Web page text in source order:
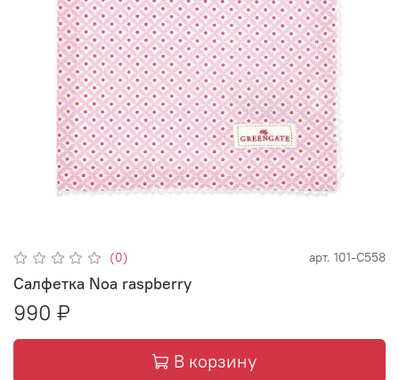
(0) арт. 101-С558
Салфетка Noa raspberry
990 ₽
В корзину